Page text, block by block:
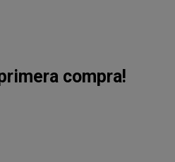
compra!